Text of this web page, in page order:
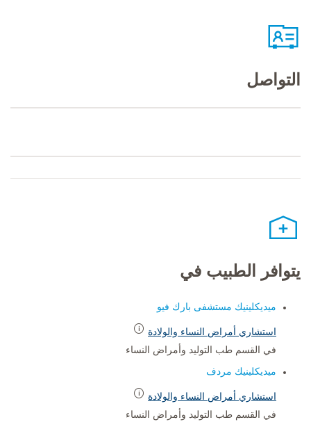
التواصل
يتوافر الطبيب في
ميديكلينيك مستشفى بارك فيو
استشاري أمراض النساء والولادة
في القسم طب التوليد وأمراض النساء
ميديكلينيك مردف
استشاري أمراض النساء والولادة
في القسم طب التوليد وأمراض النساء